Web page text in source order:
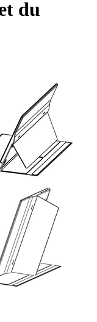
du